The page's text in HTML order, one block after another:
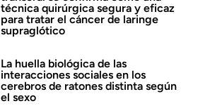
técnica quirúrgica segura y eficaz
para tratar el cáncer de laringe
supraglótico
La huella biológica de las
interacciones sociales en los
cerebros de ratones distinta según
el sexo